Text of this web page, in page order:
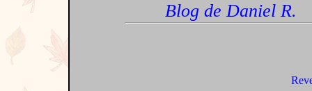
Blog de Daniel R.